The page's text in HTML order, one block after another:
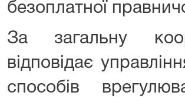
безоплатної
За загальну
відповідає
способів